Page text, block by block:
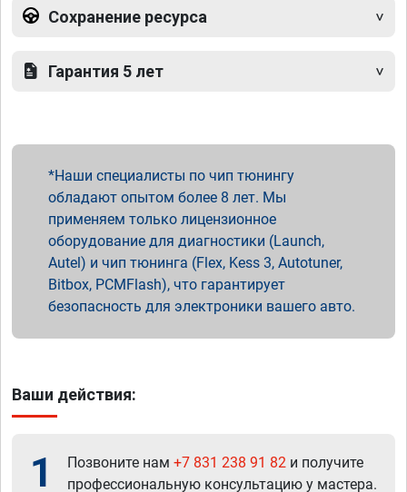
Сохранение ресурса
Гарантия 5 лет
Наши специалисты по чип тюнингу
обладают опытом более 8 лет. Мы
применяем только лицензионное
оборудование для диагностики (Launch,
Autel) и чип тюнинга (Flex, Kess 3, Autotuner,
Bitbox, PCMFlash), что гарантирует
безопасность для электроники вашего авто.
Ваши действия:
1 Позвоните нам +7 831 238 91 82 и получите
профессиональную консультацию у мастера.